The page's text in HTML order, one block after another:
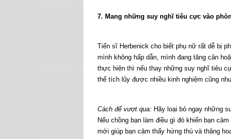
7. Mang những suy nghĩ tiêu cực vào
Tiến sĩ Herbenick cho biết phụ nữ rất dễ bị
mình không hấp dẫn, mình đang tăng cân
thực hiện thì nếu thay những suy nghĩ tiêu
thể tích lũy được nhiều kinh nghiệm cũng
Cách để vượt qua: Hãy loại bỏ ngay những
Nếu chồng bạn làm điều gì đó khiến bạn
mới giúp bạn cảm thấy hứng thú và thăng